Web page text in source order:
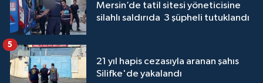
Mersin’de tatil sitesi yöneticisine
silahlı saldırıda 3 şüpheli tutuklandı
21 yıl hapis cezasıyla aranan şahıs
Silifke'de yakalandı
5